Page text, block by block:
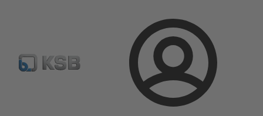
Connexion
Catalogue produits Cervomatic EDP.2